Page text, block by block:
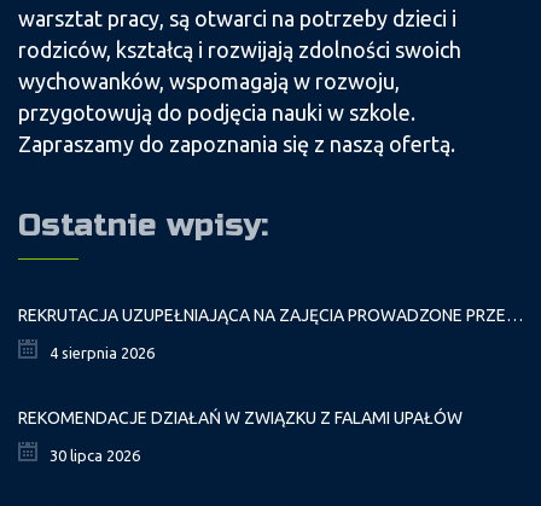
warsztat pracy, są otwarci na potrzeby dzieci i
rodziców, kształcą i rozwijają zdolności swoich
wychowanków, wspomagają w rozwoju,
przygotowują do podjęcia nauki w szkole.
Zapraszamy do zapoznania się z naszą ofertą.
Ostatnie wpisy:
REKRUTACJA UZUPEŁNIAJĄCA NA ZAJĘCIA PROWADZONE PRZEZ PAŁAC MŁODZIEŻY W ROKU SZKOLNYM 2026/2027
4 sierpnia 2026
REKOMENDACJE DZIAŁAŃ W ZWIĄZKU Z FALAMI UPAŁÓW
30 lipca 2026